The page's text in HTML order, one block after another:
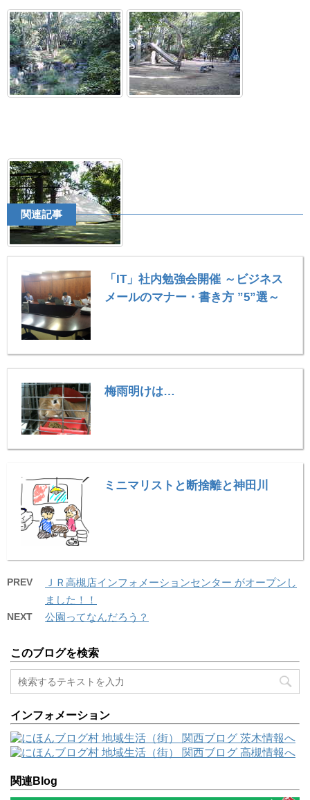
関連記事
「IT」社内勉強会開催 ～ビジネス
メールのマナー・書き方 ”5”選～
梅雨明けは…
ミニマリストと断捨離と神田川
PREV
ＪＲ高槻店インフォメーションセンター がオープンし
ました！！
NEXT 公園ってなんだろう？
このブログを検索
インフォメーション
関連Blog